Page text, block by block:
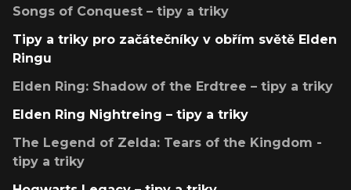
Songs of Conquest – tipy a triky
Tipy a triky pro začátečníky v obřím světě Elden
Ringu
Elden Ring: Shadow of the Erdtree – tipy a triky
Elden Ring Nightreing – tipy a triky
The Legend of Zelda: Tears of the Kingdom -
tipy a triky